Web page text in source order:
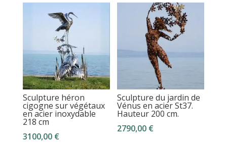
Sculpture héron
cigogne sur végétaux
en acier inoxydable
218 cm
3100,00 €
Sculpture du jardin de
Vénus en acier St37.
Hauteur 200 cm.
2790,00 €